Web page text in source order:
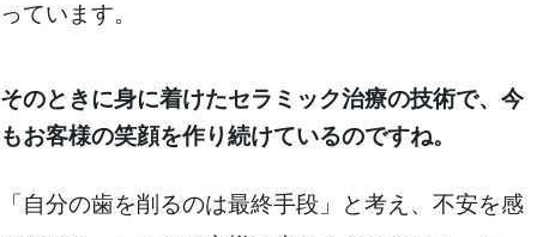
っています。
そのときに身に着けたセラミック治療の技術で、今
もお客様の笑顔を作り続けているのですね。
「自分の歯を削るのは最終手段」と考え、不安を感